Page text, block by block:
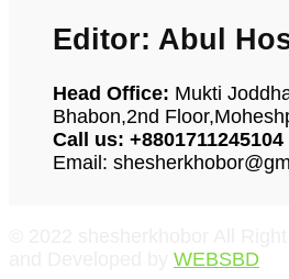
Editor: Abul
Head Office: Mukti
Bhabon,2nd
Call us: +8801711245104
Email:
WEBSBD